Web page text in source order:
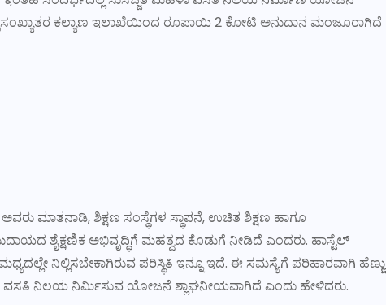
ಕಲ್ಯಾಣ ಇಲಾಖೆಯಿಂದ ರೂಪಾಯಿ 2 ಕೋಟಿ ಅನುದಾನ ಮಂಜೂರಾಗಿದೆ
ಮಾತನಾಡಿ, ಶಿಕ್ಷಣ ಸಂಸ್ಥೆಗಳ ಸ್ಥಾಪನೆ, ಉಚಿತ ಶಿಕ್ಷಣ ಹಾಗೂ
ಶೈಕ್ಷಣಿಕ ಅಭಿವೃದ್ಧಿಗೆ ಮಹತ್ವದ ಕೊಡುಗೆ ನೀಡಿದೆ ಎಂದರು. ಹಾಸ್ಟೆಲ್
ನಿಲ್ಲಿಸಬೇಕಾಗಿರುವ ಪರಿಸ್ಥಿತಿ ಇನ್ನೂ ಇದೆ. ಈ ಸಮಸ್ಯೆಗೆ ಪರಿಹಾರವಾಗಿ ಹೆಣ್ಣು
ವಸತಿ ನಿಲಯ ನಿರ್ಮಿಸುವ ಯೋಜನೆ ಶ್ಲಾಘನೀಯವಾಗಿದೆ ಎಂದು ಹೇಳಿದರು.